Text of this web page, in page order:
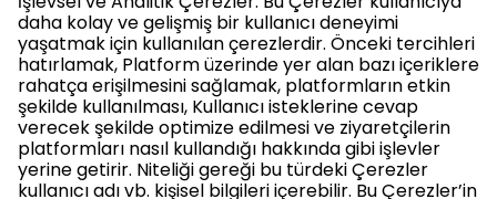
daha kolay ve gelişmiş bir kullanıcı deneyimi
yaşatmak için kullanılan çerezlerdir. Önceki tercihleri
hatırlamak, Platform üzerinde yer alan bazı içeriklere
rahatça erişilmesini sağlamak, platformların etkin
şekilde kullanılması, Kullanıcı isteklerine cevap
verecek şekilde optimize edilmesi ve ziyaretçilerin
platformları nasıl kullandığı hakkında gibi işlevler
yerine getirir. Niteliği gereği bu türdeki Çerezler
kullanıcı adı vb. kişisel bilgileri içerebilir. Bu Çerezler’in